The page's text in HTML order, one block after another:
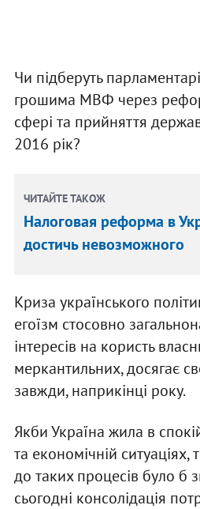
Чи підберуть
грошима МВФ через
сфері та прийняття
2016 рік?
ЧИТАЙТЕ ТАКОЖ
Налоговая реформа в
достичь невозможного
Криза українського
егоїзм стосовно
інтересів на користь
меркантильних, досягає
завжди, наприкінці року.
Якби Україна жила в
та економічній ситуаціях,
до таких процесів було б
сьогодні консолідація